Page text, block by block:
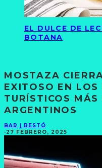
EL DULCE DE
BOTANA
MOSTAZA
EXITOSO EN LOS
TURÍSTICOS
ARGENTINOS
BAR | RESTÓ
·27 FEBRERO, 2025